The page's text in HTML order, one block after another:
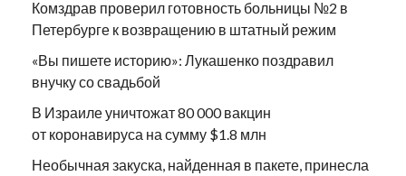
Комздрав проверил готовность больницы №2 в
Петербурге к возвращению в штатный режим
«Вы пишете историю»: Лукашенко поздравил
внучку со свадьбой
В Израиле уничтожат 80 000 вакцин
от коронавируса на сумму $1.8 млн
Необычная закуска, найденная в пакете, принесла